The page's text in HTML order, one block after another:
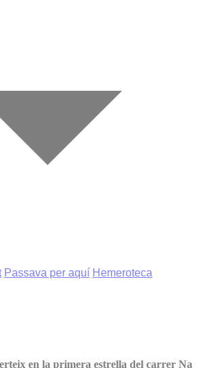
Passava per aquí Hemeroteca
en la primera estrella del carrer Na